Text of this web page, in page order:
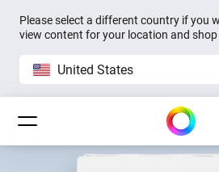
Please select a different country if you
view content for your location and shop
United States